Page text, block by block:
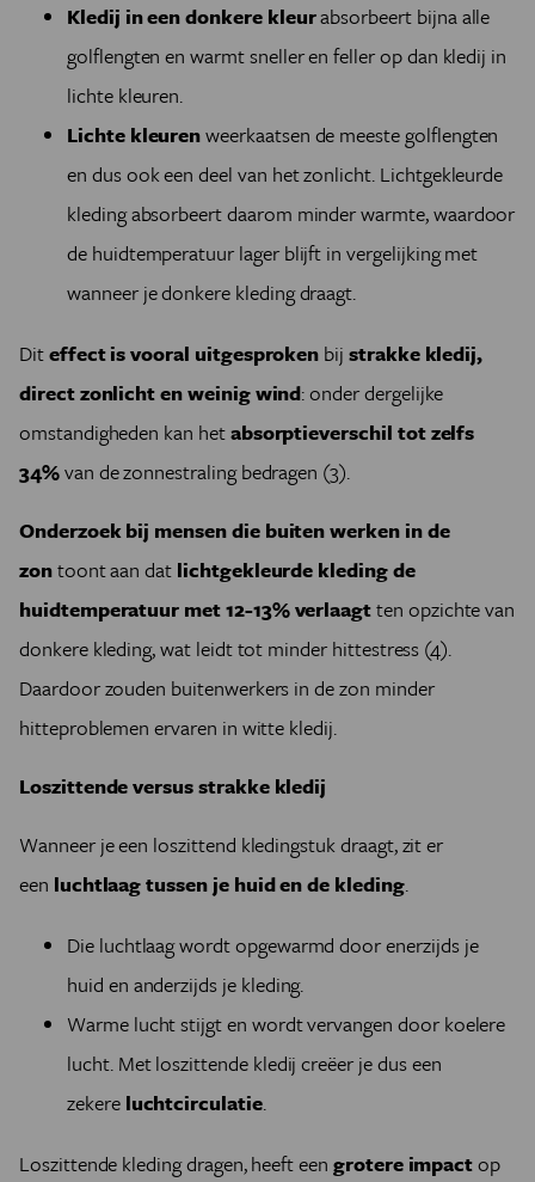
Kledij in een donkere kleurabsorbeert bijna alle
golflengten en warmt sneller en feller op dan kledij in
lichte kleuren.
Lichte kleurenweerkaatsen de meeste golflengten
en dus ook een deel van het zonlicht. Lichtgekleurde
kleding absorbeert daarom minder warmte, waardoor
de huidtemperatuur lager blijft in vergelijking met
wanneer je donkere kleding draagt.
Diteffect is vooral uitgesproken bij strakke kledij,
direct zonlicht en weinig wind: onder dergelijke
omstandigheden kan hetabsorptieverschil tot zelfs
34%van de zonnestraling bedragen (3).
Onderzoek bij mensen die buiten werken in de
zontoont aan dat lichtgekleurde kleding de
huidtemperatuur met 12-13% verlaagtten opzichte van
donkere kleding, wat leidt tot minder hittestress (4).
Daardoor zouden buitenwerkers in de zon minder
hitteproblemen ervaren in witte kledij.
Loszittende versus strakke kledij
Wanneer je een loszittend kledingstuk draagt, zit er
een luchtlaag tussen je huid en de kleding.
Die luchtlaag wordt opgewarmd door enerzijds je
huid en anderzijds je kleding.
Warme lucht stijgt en wordt vervangen door koelere
lucht. Met loszittende kledij creëer je dus een
zekere luchtcirculatie.
Loszittende kleding dragen, heeft een grotere impactop